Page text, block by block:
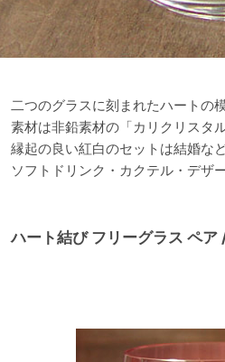
二つのグラスに刻まれたハートの
素材は非鉛素材の「カリクリスタ
縁起の良い紅白のセットは結婚な
ソフトドリンク・カクテル・デザ
ハート結び フリーグラス ペ